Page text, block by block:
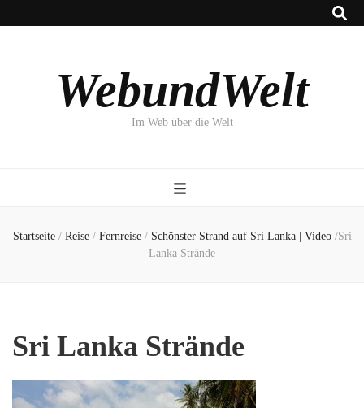
WebundWelt
Im Web über die Welt
Startseite / Reise / Fernreise / Schönster Strand auf Sri Lanka | Video /Sri
Lanka Strände
Sri Lanka Strände